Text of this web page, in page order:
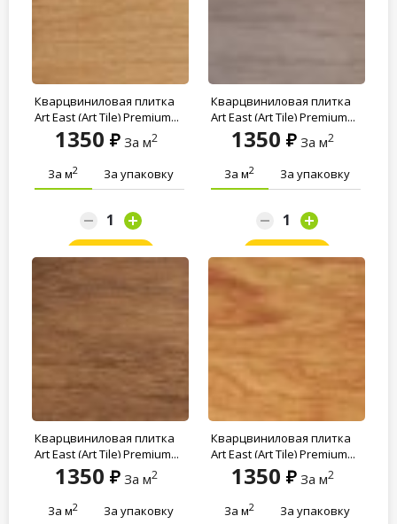
Кварцвиниловая плитка
Art East (Art Tile) Premium...
1350 За м2
За м2 За упаковку
Кварцвиниловая плитка
Art East (Art Tile) Premium...
1350 За м2
За м2 За упаковку
Кварцвиниловая плитка
Art East (Art Tile) Premium...
1350 За м2
За м2 За упаковку
Кварцвиниловая плитка
Art East (Art Tile) Premium...
1350 За м2
За м2 За упаковку